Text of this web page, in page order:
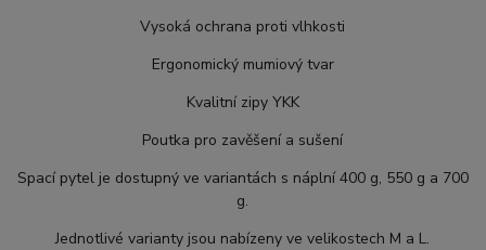
Vysoká ochrana proti vlhkosti
Ergonomický mumiový tvar
Kvalitní zipy YKK
Poutka pro zavěšení a sušení
Spací pytel je dostupný ve variantách s náplní 400 g, 550 g a 700
g.
Jednotlivé varianty jsou nabízeny ve velikostech M a L.